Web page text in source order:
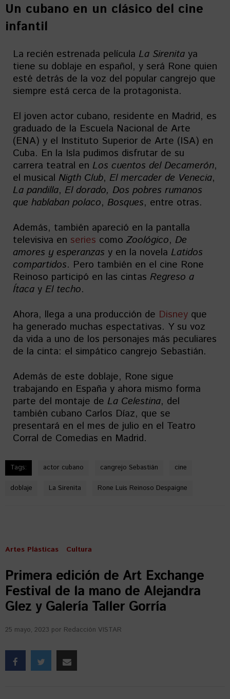
Un cubano en un clásico del cine
infantil
La recién estrenada película La Sirenita ya
tiene su doblaje en español, y será Rone quien
esté detrás de la voz del popular cangrejo que
siempre está cerca de la protagonista.
El joven actor cubano, residente en Madrid, es
graduado de la Escuela Nacional de Arte
(ENA) y el Instituto Superior de Arte (ISA) en
Cuba. En la Isla pudimos disfrutar de su
carrera teatral en Los cuentos del Decamerón,
el musical Nigth Club, El mercader de Venecia,
La pandilla, El dorado, Dos pobres rumanos
que hablaban polaco, Bosques, entre otras.
Además, también apareció en la pantalla
televisiva en series como Zoológico, De
amores y esperanzas y en la novela Latidos
compartidos. Pero también en el cine Rone
Reinoso participó en las cintas Regreso a
Ítaca y El techo.
Ahora, llega a una producción de Disney que
ha generado muchas espectativas. Y su voz
da vida a uno de los personajes más peculiares
de la cinta: el simpático cangrejo Sebastián.
Además de este doblaje, Rone sigue
trabajando en España y ahora mismo forma
parte del montaje de La Celestina, del
también cubano Carlos Díaz, que se
presentará en el mes de julio en el Teatro
Corral de Comedias en Madrid.
Tags: actor cubano cangrejo Sebastián cine
doblaje La Sirenita Rone Luis Reinoso Despaigne
Artes Plásticas Cultura
Primera edición de Art Exchange
Festival de la mano de Alejandra
Glez y Galería Taller Gorría
25 mayo, 2023 por Redacción VISTAR